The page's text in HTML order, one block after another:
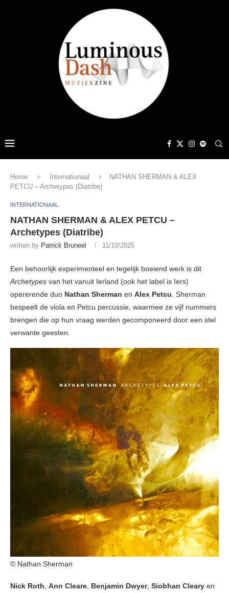
Home Internationaal
NATHAN SHERMAN & ALEX
PETCU – Archetypes (Diatribe)
INTERNATIONAAL
NATHAN SHERMAN & ALEX PETCU –
Archetypes (Diatribe)
written by Patrick Bruneel 11/10/2025
Een behoorlijk experimenteel en tegelijk boeiend werk is dit
Archetypes van het vanuit Ierland (ook het label is Iers)
opererende duo Nathan Sherman en Alex Petcu. Sherman
bespeelt de viola en Petcu percussie, waarmee ze vijf nummers
brengen die op hun vraag werden gecomponeerd door een stel
verwante geesten.
© Nathan Sherman
Nick Roth, Ann Cleare, Benjamin Dwyer, Siobhan Cleary en